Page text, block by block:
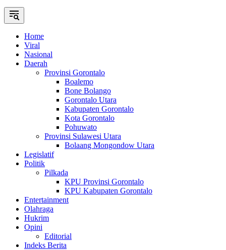
Home
Viral
Nasional
Daerah
Provinsi Gorontalo
Boalemo
Bone Bolango
Gorontalo Utara
Kabupaten Gorontalo
Kota Gorontalo
Pohuwato
Provinsi Sulawesi Utara
Bolaang Mongondow Utara
Legislatif
Politik
Pilkada
KPU Provinsi Gorontalo
KPU Kabupaten Gorontalo
Entertainment
Olahraga
Hukrim
Opini
Editorial
Indeks Berita